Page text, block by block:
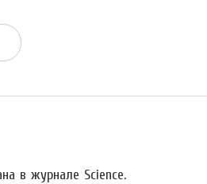
в журнале Science.